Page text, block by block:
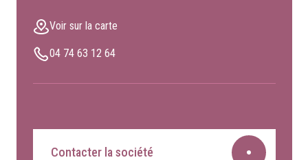
Voir sur la carte
04 74 63 12 64
Contacter la société